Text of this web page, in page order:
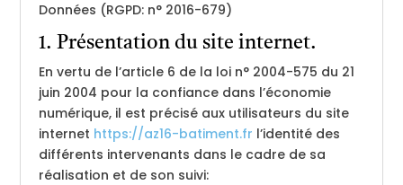
Données (RGPD: n° 2016-679)
1. Présentation du site internet.
En vertu de l’article 6 de la loi n° 2004-575 du 21
juin 2004 pour la confiance dans l’économie
numérique, il est précisé aux utilisateurs du site
internet https://az16-batiment.fr l’identité des
différents intervenants dans le cadre de sa
réalisation et de son suivi: